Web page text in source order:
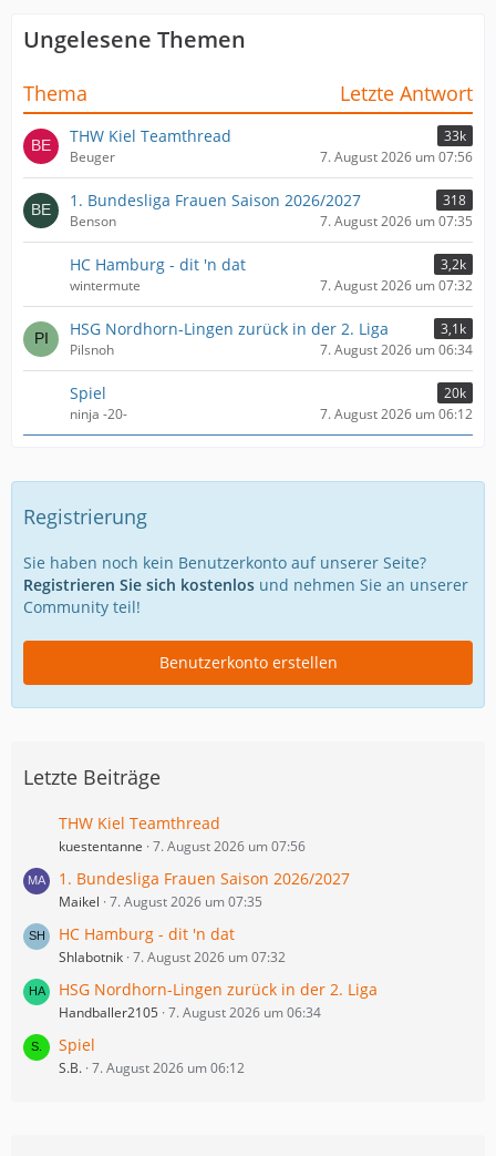
Ungelesene Themen
Thema Letzte Antwort
THW Kiel Teamthread
33k
Beuger
7. August 2026 um 07:56
1. Bundesliga Frauen Saison 2026/2027
318
Benson
7. August 2026 um 07:35
HC Hamburg - dit 'n dat
3,2k
wintermute
7. August 2026 um 07:32
HSG Nordhorn-Lingen zurück in der 2. Liga
3,1k
Pilsnoh
7. August 2026 um 06:34
Spiel
20k
ninja -20-
7. August 2026 um 06:12
Registrierung
Sie haben noch kein Benutzerkonto auf unserer Seite?
Registrieren Sie sich kostenlos und nehmen Sie an unserer
Community teil!
Benutzerkonto erstellen
Letzte Beiträge
THW Kiel Teamthread
kuestentanne 7. August 2026 um 07:56
1. Bundesliga Frauen Saison 2026/2027
Maikel 7. August 2026 um 07:35
HC Hamburg - dit 'n dat
Shlabotnik 7. August 2026 um 07:32
HSG Nordhorn-Lingen zurück in der 2. Liga
Handballer2105 7. August 2026 um 06:34
Spiel
S.B. 7. August 2026 um 06:12